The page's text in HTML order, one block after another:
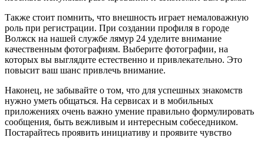
Также стоит помнить, что внешность играет немаловажную
роль при регистрации. При создании профиля в городе
Волжск на нашей службе лямур 24 уделите внимание
качественным фотографиям. Выберите фотографии, на
которых вы выглядите естественно и привлекательно. Это
повысит ваш шанс привлечь внимание.
Наконец, не забывайте о том, что для успешных знакомств
нужно уметь общаться. На сервисах и в мобильных
приложениях очень важно умение правильно формулировать
сообщения, быть вежливым и интересным собеседником.
Постарайтесь проявить инициативу и проявите чувство